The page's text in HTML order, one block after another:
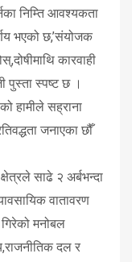
निम्ति आवश्यकता
भएको छ,’संयोजक
कारवाही
पुस्ता स्पष्ट छ ।
हामीले सह्राना
जनाएका छौँ
साढे २ अर्बभन्दा
वातावरण
गिरेको मनोबल
दल र